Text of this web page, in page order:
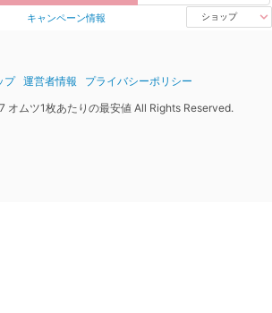
キャンペーン情報 ショップ
プ 運営者情報
プライバシーポリシー
オムツ1枚あたりの最安値 All Rights Reserved.